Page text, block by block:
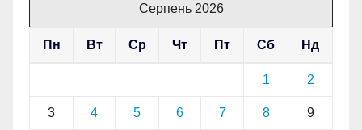
Серпень 2026
Пн Вт Ср Чт Пт Сб Нд
1 2
3 4 5 6 7 8 9